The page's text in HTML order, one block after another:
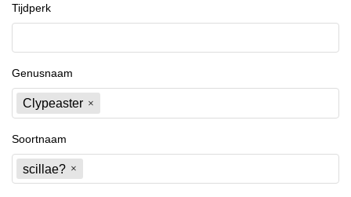
Tijdperk
Genusnaam
Clypeaster
Soortnaam
scillae?